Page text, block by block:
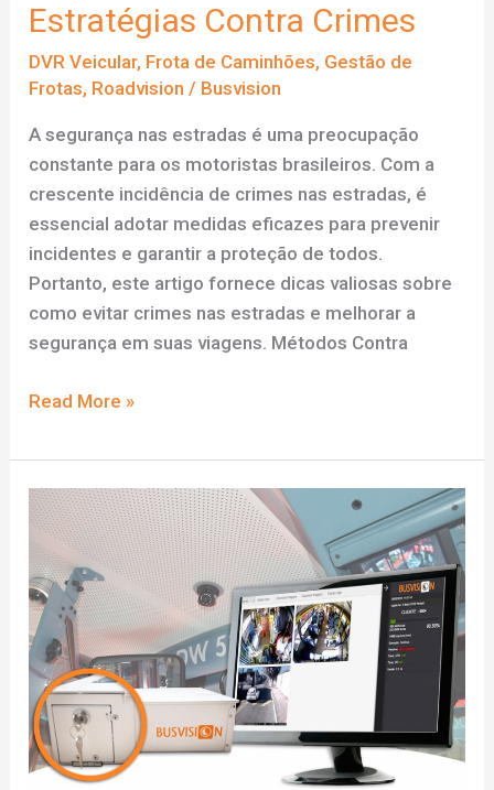
Estratégias Contra Crimes
DVR Veicular, Frota de Caminhões, Gestão de
Frotas, Roadvision / Busvision
A segurança nas estradas é uma preocupação
constante para os motoristas brasileiros. Com a
crescente incidência de crimes nas estradas, é
essencial adotar medidas eficazes para prevenir
incidentes e garantir a proteção de todos.
Portanto, este artigo fornece dicas valiosas sobre
como evitar crimes nas estradas e melhorar a
segurança em suas viagens. Métodos Contra
Segurança
Estradas:
Estratégias
Contra
Crimes
Read More »